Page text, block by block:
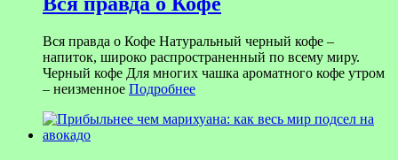
Вся правда о Кофе Натуральный черный кофе –
напиток, широко распространенный по всему миру.
Черный кофе Для многих чашка ароматного кофе утром
– неизменное Подробнее